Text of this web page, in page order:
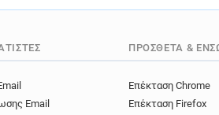
Email
ΠΡΌΣΘΕΤΑ &
Επέκταση Chrome
Επέκταση Firefox